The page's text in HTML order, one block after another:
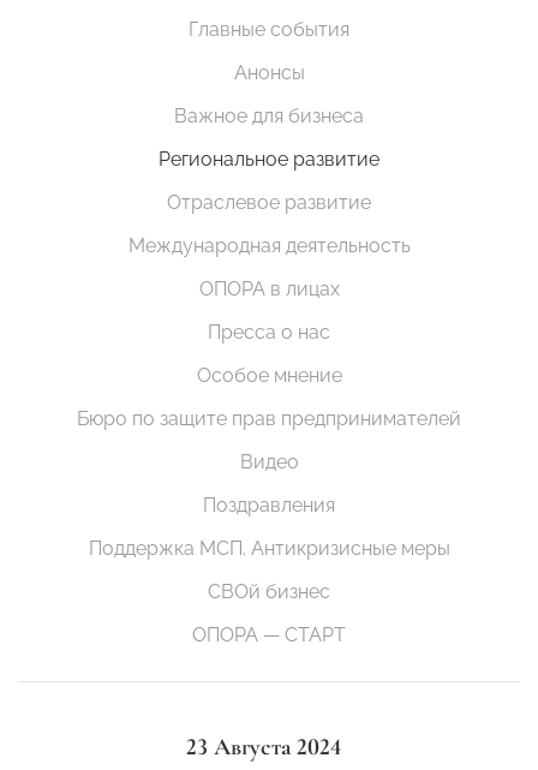
Главные события
Анонсы
Важное для бизнеса
Региональное развитие
Отраслевое развитие
Международная деятельность
ОПОРА в лицах
Пресса о нас
Особое мнение
Бюро по защите прав предпринимателей
Видео
Поздравления
Поддержка МСП. Антикризисные меры
СВОй бизнес
ОПОРА — СТАРТ
23 Августа 2024